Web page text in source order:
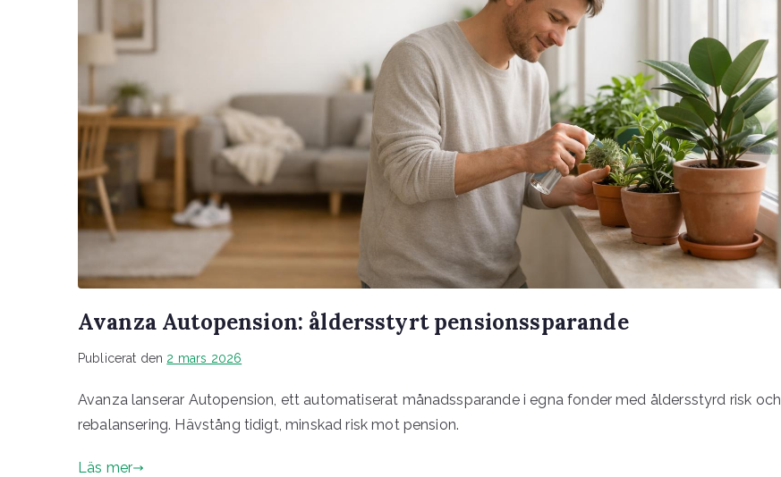
Avanza Autopension: åldersstyrt pensionssparande
Publicerat den 2 mars 2026
Avanza lanserar Autopension, ett automatiserat månadssparande i egna fonder med åldersstyrd risk och
rebalansering. Hävstång tidigt, minskad risk mot pension.
Läs mer